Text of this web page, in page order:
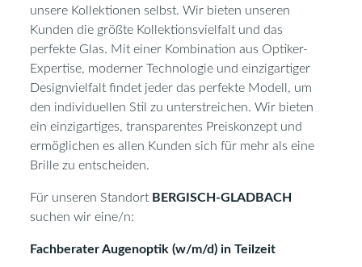
unsere Kollektionen selbst. Wir bieten unseren
Kunden die größte Kollektionsvielfalt und das
perfekte Glas. Mit einer Kombination aus Optiker-
Expertise, moderner Technologie und einzigartiger
Designvielfalt findet jeder das perfekte Modell, um
den individuellen Stil zu unterstreichen. Wir bieten
ein einzigartiges, transparentes Preiskonzept und
ermöglichen es allen Kunden sich für mehr als eine
Brille zu entscheiden.
Für unseren Standort BERGISCH-GLADBACH
suchen wir eine/n:
Fachberater Augenoptik (w/m/d) in Teilzeit